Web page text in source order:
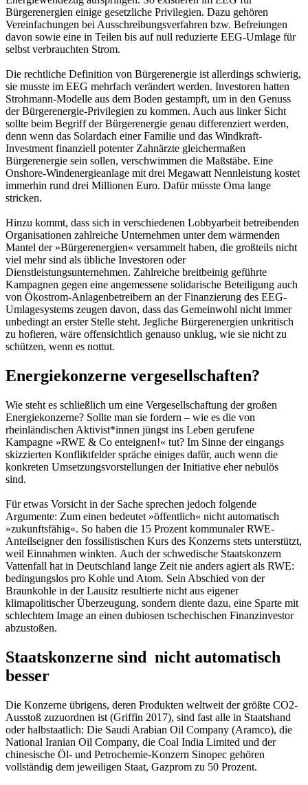
Bürgerenergien einige gesetzliche Privilegien. Dazu gehören
Vereinfachungen bei Ausschreibungsverfahren bzw. Befreiungen
davon sowie eine in Teilen bis auf null reduzierte EEG-Umlage für
selbst verbrauchten Strom.
Die rechtliche Definition von Bürgerenergie ist allerdings schwierig,
sie musste im EEG mehrfach verändert werden. Investoren hatten
Strohmann-Modelle aus dem Boden gestampft, um in den Genuss
der Bürgerenergie-Privilegien zu kommen. Auch aus linker Sicht
sollte beim Begriff der Bürgerenergie genau differenziert werden,
denn wenn das Solardach einer Familie und das Windkraft-
Investment finanziell potenter Zahnärzte gleichermaßen
Bürgerenergie sein sollen, verschwimmen die Maßstäbe. Eine
Onshore-Windenergieanlage mit drei Megawatt Nennleistung kostet
immerhin rund drei Millionen Euro. Dafür müsste Oma lange
stricken.
Hinzu kommt, dass sich in verschiedenen Lobbyarbeit betreibenden
Organisationen zahlreiche Unternehmen unter dem wärmenden
Mantel der »Bürgerenergien« versammelt haben, die großteils nicht
viel mehr sind als übliche Investoren oder
Dienstleistungsunternehmen. Zahlreiche breitbeinig geführte
Kampagnen gegen eine angemessene solidarische Beteiligung auch
von Ökostrom-Anlagenbetreibern an der Finanzierung des EEG-
Umlagesystems zeugen davon, dass das Gemeinwohl nicht immer
unbedingt an erster Stelle steht. Jegliche Bürgerenergien unkritisch
zu hofieren, wäre offensichtlich genauso unklug, wie sie nicht zu
schützen, wenn es nottut.
Energiekonzerne vergesellschaften?
Wie steht es schließlich um eine Vergesellschaftung der großen
Energiekonzerne? Sollte man sie fordern – wie es die von
rheinländischen Aktivist*innen jüngst ins Leben gerufene
Kampagne »RWE & Co enteignen!« tut? Im Sinne der eingangs
skizzierten Konfliktfelder spräche einiges dafür, auch wenn die
konkreten Umsetzungsvorstellungen der Initiative eher nebulös
sind.
Für etwas Vorsicht in der Sache sprechen jedoch folgende
Argumente: Zum einen bedeutet »öffentlich« nicht automatisch
»zukunftsfähig«. So haben die 15 Prozent kommunaler RWE-
Anteilseigner den fossilistischen Kurs des Konzerns stets unterstützt,
weil Einnahmen winkten. Auch der schwedische Staatskonzern
Vattenfall hat in Deutschland lange Zeit nie anders agiert als RWE:
bedingungslos pro Kohle und Atom. Sein Abschied von der
Braunkohle in der Lausitz resultierte nicht aus eigener
klimapolitischer Überzeugung, sondern diente dazu, eine Sparte mit
schlechtem Image an einen dubiosen tschechischen Finanzinvestor
abzustoßen.
Staatskonzerne sind nicht automatisch
besser
Die Konzerne übrigens, deren Produkten weltweit der größte CO2-
Ausstoß zuzuordnen ist (Griffin 2017), sind fast alle in Staatshand
oder halbstaatlich: Die Saudi Arabian Oil Company (Aramco), die
National Iranian Oil Company, die Coal India Limited und der
chinesische Öl- und Petrochemie-Konzern Sinopec gehören
vollständig dem jeweiligen Staat, Gazprom zu 50 Prozent.